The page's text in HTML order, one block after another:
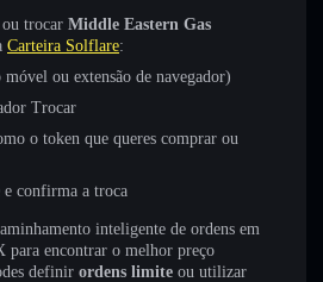
ou trocar Middle Eastern Gas
Carteira Solflare:
ou extensão de navegador)
Trocar
o token que queres comprar ou
confirma a troca
inteligente de ordens em
para encontrar o melhor preço
definir ordens limite ou utilizar